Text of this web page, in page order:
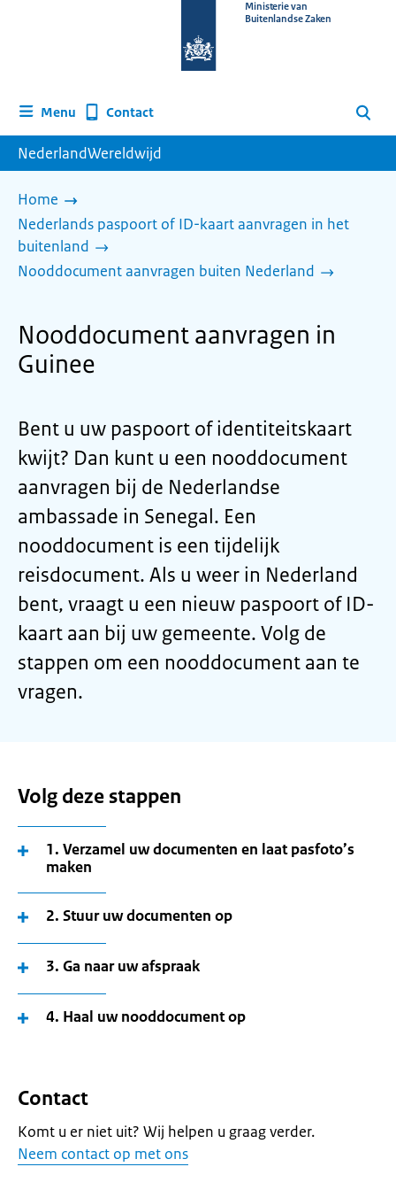
homepage
Ministerie van
Buitenlandse Zaken
Menu Contact Zoeken
NederlandWereldwijd
Home
Nederlands paspoort of ID-kaart aanvragen in het
buitenland
Nooddocument aanvragen buiten Nederland
Nooddocument aanvragen in
Guinee
Bent u uw paspoort of identiteitskaart
kwijt? Dan kunt u een nooddocument
aanvragen bij de Nederlandse
ambassade in Senegal. Een
nooddocument is een tijdelijk
reisdocument. Als u weer in Nederland
bent, vraagt u een nieuw paspoort of ID-
kaart aan bij uw gemeente. Volg de
stappen om een nooddocument aan te
vragen.
Volg deze stappen
1. Verzamel uw documenten en laat pasfoto’s
maken
2. Stuur uw documenten op
3. Ga naar uw afspraak
4. Haal uw nooddocument op
Contact
Komt u er niet uit? Wij helpen u graag verder.
Neem contact op met ons